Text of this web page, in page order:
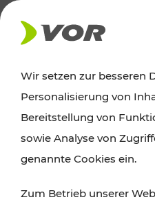
AKTUELLES
Ausflugstipps
Wien, Niederösterreich
Wanderungen, Kultur
Wir setzen zur besseren
Personalisierung von
Bereitstellung von
sowie Analyse von
genannte Cookies ein.
Zum Betrieb unserer